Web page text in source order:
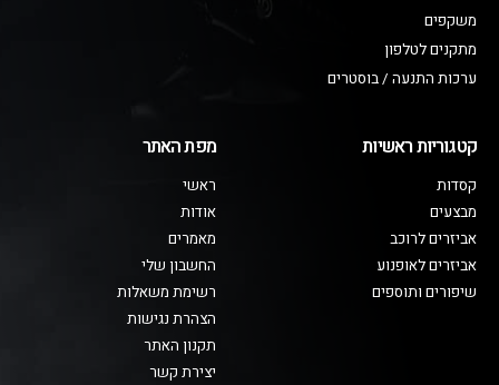
משקפים
מתקנים לטלפון
ערכות התנעה / בוסטרים
קטגוריות ראשיות
קסדות
מבצעים
אביזרים לרוכב
אביזרים לאופנוע
שיפורים ותוספים
מפת האתר
ראשי
אודות
מאמרים
החשבון שלי
רשימת משאלות
הצהרת נגישות
תקנון האתר
יצירת קשר